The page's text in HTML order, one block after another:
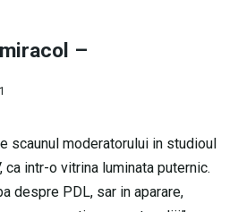
–
scaunul moderatorului in studioul
ca intr-o vitrina luminata puternic.
despre PDL, sar in aparare,